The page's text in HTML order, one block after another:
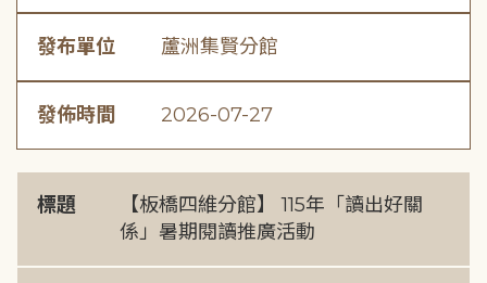
發布單位 蘆洲集賢分館
發佈時間 2026-07-27
標題
【板橋四維分館】 115年「讀出好關
係」暑期閱讀推廣活動